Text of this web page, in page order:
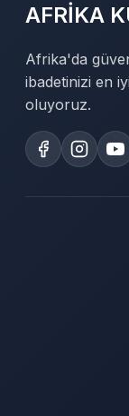
AFRİKA
Afrika'da
ibadetinizi en
oluyoruz.